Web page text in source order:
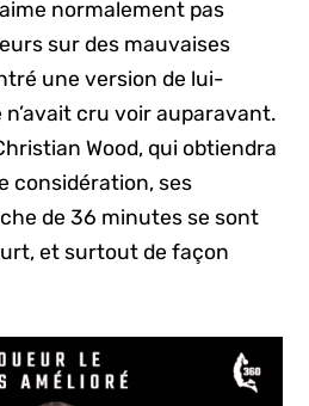
normalement pas
sur des mauvaises
une version de lui-
cru voir auparavant.
Wood, qui obtiendra
considération, ses
de 36 minutes se sont
et surtout de façon